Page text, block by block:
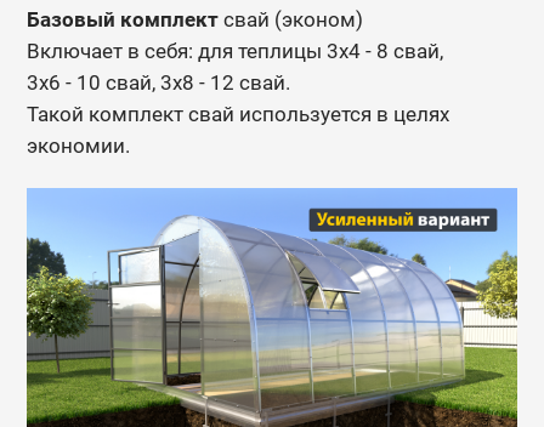
Базовый комплектсвай (эконом)
Включает в себя: для теплицы 3х4 - 8 свай,
3х6 - 10 свай, 3х8 - 12 свай.
Такой комплект свай используется в целях
экономии.